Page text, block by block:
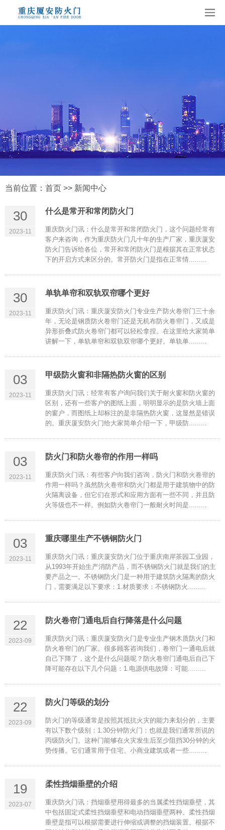
当前位置： 首页 >> 新闻中心
30
2023-11
什么是常开和常闭防火门
重庆防火门讯：什么是常开和常闭防火门，这个问题经常有
客户来咨询，作为重庆防火门几十年的生产厂家，重庆厦安
防火门告诉给各位，常开和常闭防火门是根据其在正常状态
下的开启方式来区分的。常开防火门是指在正常情.........
30
2023-11
单轨单帘和双轨双帘哪个更好
重庆防火门讯：重庆厦安防火门专业生产防火卷帘门三十余
年，无论是钢质防火卷帘门还是无机布防火卷帘门，又或是
异形折叠式防火卷帘门都可以轻松拿捏。在这里给大家简单
讲解一下，单轨单帘和双轨双帘哪个更好。单轨单.........
03
2023-11
甲级防火窗和非隔热防火窗的区别
重庆防火门讯：经常有客户询问我们关于耐火窗和防火窗的
区别，还有一些客户的图纸上面，明明显示的是防火墙上面
的窗户，而图纸上却标注的是非隔热防火窗，这显然是错误
的。重庆厦安防火门给大家简单介绍一下，甲级防.........
03
2023-11
防火门和防火卷帘的作用一样吗
重庆防火门讯：有些客户向我们咨询，防火门和防火卷帘的
作用一样吗？虽然防火卷帘和防火门都是用于建筑物中的防
火隔离设备，但它们在形式和应用方面有一些不同，并且防
火等级也不一样。例如防火卷帘门一般耐火时间是.........
03
2023-11
重庆哪里生产不锈钢防火门
重庆防火门讯：重庆厦安防火门位于重庆南岸茶园工业园，
从1993年开始生产消防产品，而不锈钢防火门就是我们的主
要产品之一。不锈钢防火门是一种用于建筑防火隔离的防火
门，需要满足以下要求：1.材质要求：不锈钢防火.........
22
2023-09
防火卷帘门通电后自行降落是什么问题
重庆防火门讯：重庆厦安防火门是专业生产钢木质防火门和
防火卷帘门的厂家。很多顾客咨询我们，卷帘门一通电后就
自己下降了，这个是什么问题呢？防火卷帘门通电后自己下
降可能存在以下几个问题：1.电源供电故障：可能.........
22
2023-09
防火门等级的划分
防火门的等级通常是按照其抵抗火灾的能力来划分的，主要
有以下数个级别：1.30分钟防火门：也就是我们通常所说的
丙级防火门。这种门能够在火灾发生后至少阻挡30分钟的火
势传播。它们通常用于住宅、小商业建筑或者一些.........
19
2023-07
柔性挡烟垂壁的介绍
重庆防火门讯：挡烟垂壁用得最多的当属柔性挡烟垂壁，其
中包括固定式柔性挡烟垂壁和电动挡烟垂壁两种。柔性挡烟
垂壁是指可以根据需要进行伸缩或调整的挡烟装置。根据不